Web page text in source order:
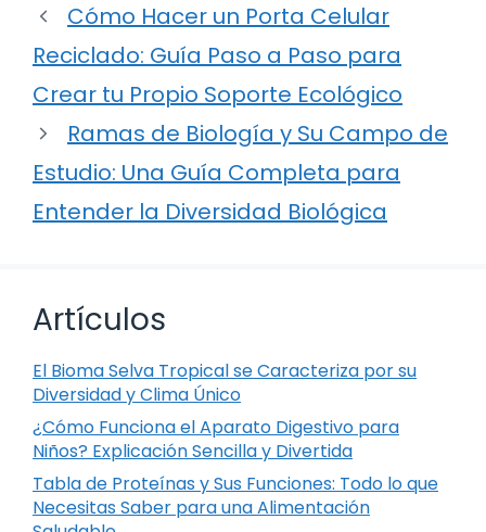
Cómo Hacer un Porta Celular
Reciclado: Guía Paso a Paso para
Crear tu Propio Soporte Ecológico
Ramas de Biología y Su Campo de
Estudio: Una Guía Completa para
Entender la Diversidad Biológica
Artículos
El Bioma Selva Tropical se Caracteriza por su
Diversidad y Clima Único
¿Cómo Funciona el Aparato Digestivo para
Niños? Explicación Sencilla y Divertida
Tabla de Proteínas y Sus Funciones: Todo lo que
Necesitas Saber para una Alimentación